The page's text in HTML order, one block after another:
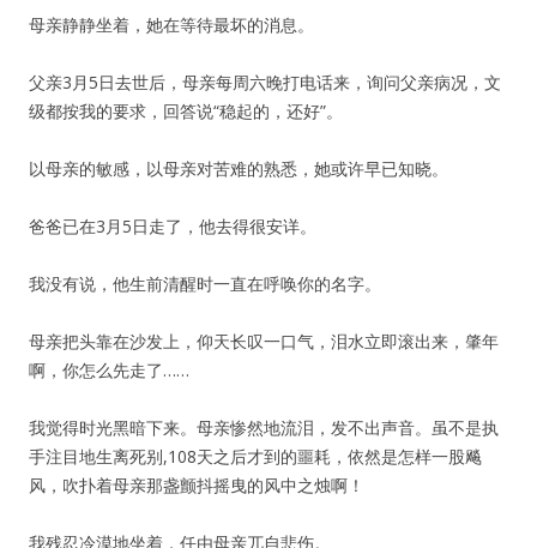
母亲静静坐着，她在等待最坏的消息。
父亲3月5日去世后，母亲每周六晚打电话来，询问父亲病况，文
级都按我的要求，回答说“稳起的，还好”。
以母亲的敏感，以母亲对苦难的熟悉，她或许早已知晓。
爸爸已在3月5日走了，他去得很安详。
我没有说，他生前清醒时一直在呼唤你的名字。
母亲把头靠在沙发上，仰天长叹一口气，泪水立即滚出来，肇年
啊，你怎么先走了……
我觉得时光黑暗下来。母亲惨然地流泪，发不出声音。虽不是执
手注目地生离死别,108天之后才到的噩耗，依然是怎样一股飚
风，吹扑着母亲那盏颤抖摇曳的风中之烛啊！
我残忍冷漠地坐着，任由母亲兀自悲伤。